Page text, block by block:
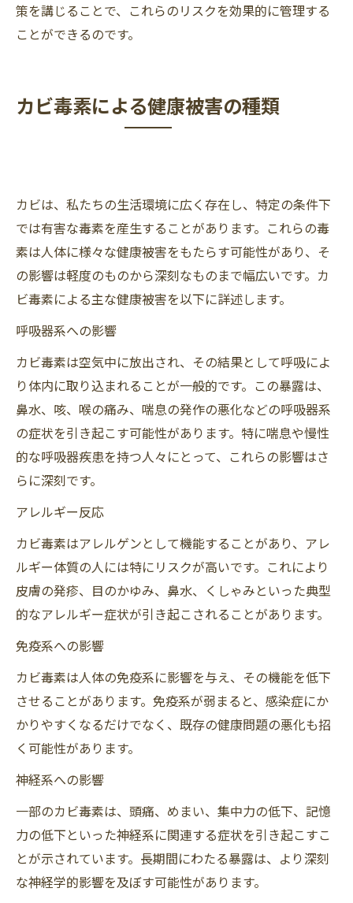
策を講じることで、これらのリスクを効果的に管理する
ことができるのです。
カビ毒素による健康被害の種類
カビは、私たちの生活環境に広く存在し、特定の条件下
では有害な毒素を産生することがあります。これらの毒
素は人体に様々な健康被害をもたらす可能性があり、そ
の影響は軽度のものから深刻なものまで幅広いです。カ
ビ毒素による主な健康被害を以下に詳述します。
呼吸器系への影響
カビ毒素は空気中に放出され、その結果として呼吸によ
り体内に取り込まれることが一般的です。この暴露は、
鼻水、咳、喉の痛み、喘息の発作の悪化などの呼吸器系
の症状を引き起こす可能性があります。特に喘息や慢性
的な呼吸器疾患を持つ人々にとって、これらの影響はさ
らに深刻です。
アレルギー反応
カビ毒素はアレルゲンとして機能することがあり、アレ
ルギー体質の人には特にリスクが高いです。これにより
皮膚の発疹、目のかゆみ、鼻水、くしゃみといった典型
的なアレルギー症状が引き起こされることがあります。
免疫系への影響
カビ毒素は人体の免疫系に影響を与え、その機能を低下
させることがあります。免疫系が弱まると、感染症にか
かりやすくなるだけでなく、既存の健康問題の悪化も招
く可能性があります。
神経系への影響
一部のカビ毒素は、頭痛、めまい、集中力の低下、記憶
力の低下といった神経系に関連する症状を引き起こすこ
とが示されています。長期間にわたる暴露は、より深刻
な神経学的影響を及ぼす可能性があります。